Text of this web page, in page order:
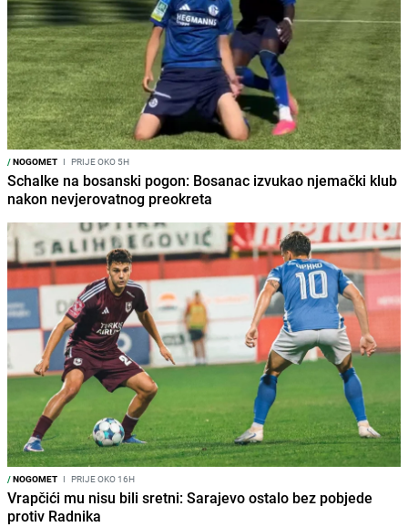
/NOGOMET I PRIJE OKO 5H
Schalke na bosanski pogon: Bosanac izvukao njemački klub
nakon nevjerovatnog preokreta
/NOGOMET I PRIJE OKO 16H
Vrapčići mu nisu bili sretni: Sarajevo ostalo bez pobjede
protiv Radnika